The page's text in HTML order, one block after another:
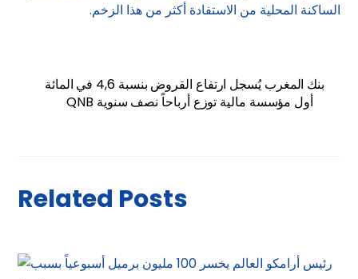
الساكنة المحلية من الاستفادة أكثر من هذا الزخم.
بنك المغرب يُسجل ارتفاع القروض بنسبة 4,6 في المائة
QNB أول مؤسسة مالية توزع أرباحاً نصف سنوية
Related Posts